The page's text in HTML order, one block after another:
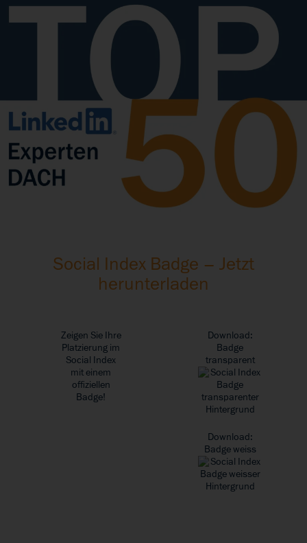
Social Index Badge – Jetzt
herunterladen
Zeigen Sie Ihre
Platzierung im
Social Index
mit einem
offiziellen
Badge!
Download:
Badge
transparent
Download:
Badge weiss